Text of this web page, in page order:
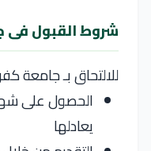
شروط القبول فى
للالتحاق بـجامعة
الحصول على
يعادلها